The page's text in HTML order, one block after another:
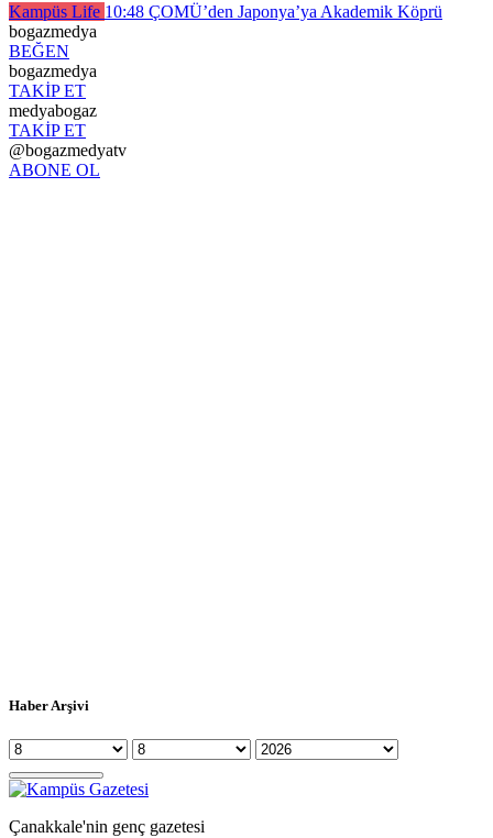
Kampüs Life 10:48 ÇOMÜ’den Japonya’ya Akademik Köprü
bogazmedya
BEĞEN
bogazmedya
TAKİP ET
medyabogaz
TAKİP ET
@bogazmedyatv
ABONE OL
Haber Arşivi
Çanakkale'nin genç gazetesi